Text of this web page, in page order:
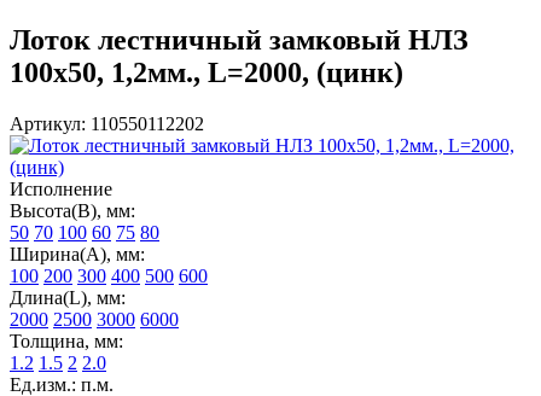
Лоток лестничный замковый НЛЗ
100х50, 1,2мм., L=2000, (цинк)
Артикул: 110550112202
Исполнение
Высота(В), мм:
50 70 100 60 75 80
Ширина(А), мм:
100 200 300 400 500 600
Длина(L), мм:
2000 2500 3000 6000
Толщина, мм:
1.2 1.5 2 2.0
Ед.изм.: п.м.